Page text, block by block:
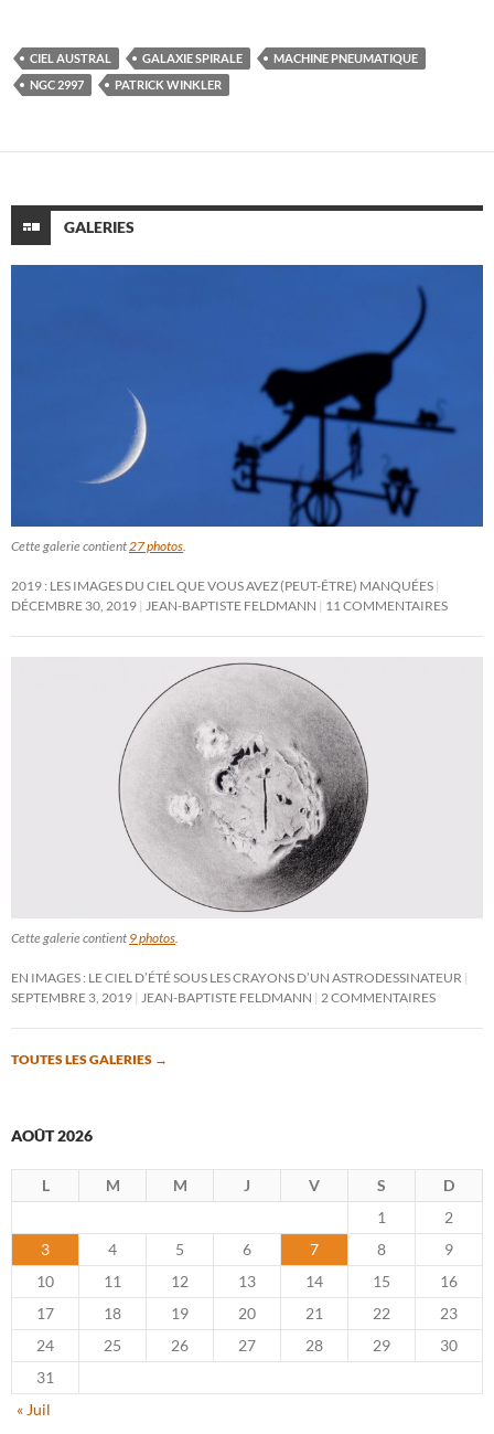
CIEL AUSTRAL GALAXIE SPIRALE
MACHINE PNEUMATIQUE
NGC 2997
PATRICK WINKLER
GALERIES
Cette galerie contient 27 photos
2019 : LES IMAGES DU CIEL QUE VOUS AVEZ (PEUT-ÊTRE) MANQUÉES
DÉCEMBRE 30, 2019
JEAN-BAPTISTE FELDMANN 11 COMMENTAIRES
Cette galerie contient 9 photos
EN IMAGES : LE CIEL D’ÉTÉ SOUS LES CRAYONS D’UN ASTRODESSINATEUR
SEPTEMBRE 3, 2019
JEAN-BAPTISTE FELDMANN 2 COMMENTAIRES
TOUTES LES GALERIES →
AOÛT 2026
L M M J V S
D
1
2
3
4 5 6 7 8
9
10
11 12 13 14 15
16
17
18 19 20 21 22
23
24
25 26 27 28 29
30
31
« Juil